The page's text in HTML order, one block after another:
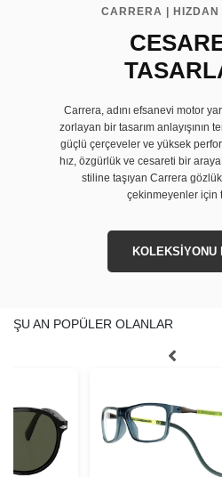
CARRERA | HIZDAN
Carrera, adını efsanevi motor
zorlayan bir tasarım anlayışının
güçlü çerçeveler ve yüksek
hız, özgürlük ve cesareti bir
stiline taşıyan Carrera
çekinmeyenler için
KOLEKSİYONU
ŞU AN POPÜLER OLANLAR